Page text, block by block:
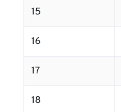
15
16
17
18